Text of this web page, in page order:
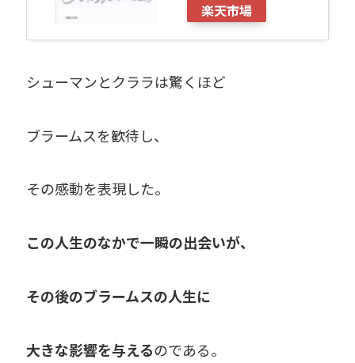
楽天市場
シューマンとクララは驚くほど
ブラームスを歓待し、
その感動を表現した。
この人生のなかで一瞬の出会いが、
その後のブラームスの人生に
大きな影響を与えるのである。